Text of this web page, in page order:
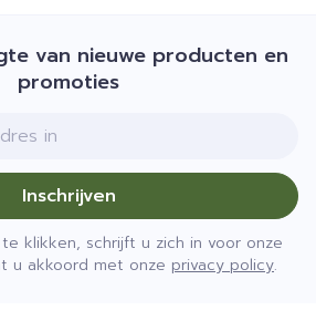
van nieuwe producten en
promoties
Inschrijven
klikken, schrijft u zich in voor onze
u akkoord met onze privacy policy.